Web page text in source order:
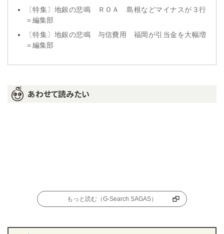
〔特集〕地銀の悲鳴 ＲＯＡ 島根などマイナスが３行
＝編集部
〔特集〕地銀の悲鳴 与信費用 福岡が引当金を大幅増
＝編集部
あわせて読みたい
もっと読む（G-Search SAGAS）